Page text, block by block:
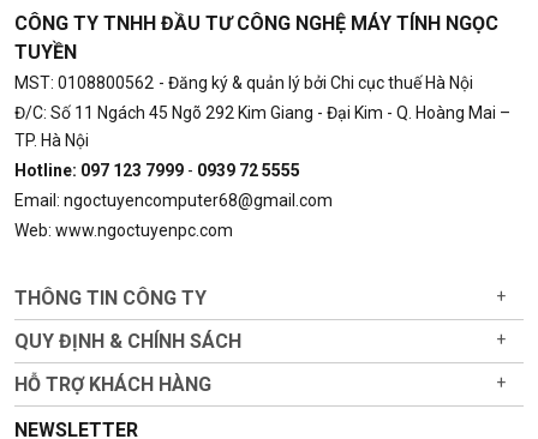
CÔNG TY TNHH ĐẦU TƯ CÔNG NGHỆ MÁY TÍNH NGỌC
TUYỀN
MST: 0108800562 - Đăng ký & quản lý bởi Chi cục thuế Hà Nội
Đ/C: Số 11 Ngách 45 Ngõ 292 Kim Giang - Đại Kim - Q. Hoàng Mai –
TP. Hà Nội
Hotline: 097 123 7999 - 0939 72 5555
Email: ngoctuyencomputer68@gmail.com
Web: www.ngoctuyenpc.com
THÔNG TIN CÔNG TY +
QUY ĐỊNH & CHÍNH SÁCH +
HỖ TRỢ KHÁCH HÀNG +
NEWSLETTER